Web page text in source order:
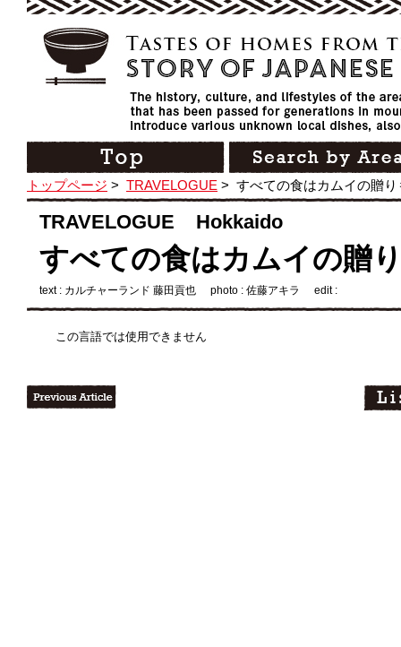
トップページ > TRAVELOGUE > すべての食はカムイの贈り
TRAVELOGUE Hokkaido
すべての食はカムイの贈
text : カルチャーランド 藤田貢也 photo : 佐藤アキラ edit :
この言語では使用できません